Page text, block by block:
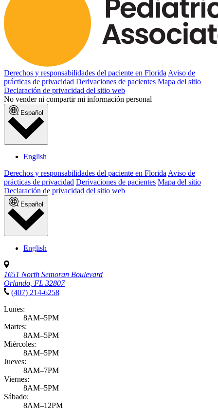
Derechos y responsabilidades del paciente en Florida Aviso de
prácticas de privacidad Derivaciones de pacientes Mapa del sitio
Declaración de privacidad del sitio web
No vender ni compartir mi información personal
Español
English
Derechos y responsabilidades del paciente en Florida Aviso de
prácticas de privacidad Derivaciones de pacientes Mapa del sitio
Declaración de privacidad del sitio web
Español
English
1651 North Semoran Boulevard
Orlando, FL 32807
(407) 214-6258
Lunes:
8AM–5PM
Martes:
8AM–5PM
Miércoles:
8AM–5PM
Jueves:
8AM–7PM
Viernes:
8AM–5PM
Sábado:
8AM–12PM